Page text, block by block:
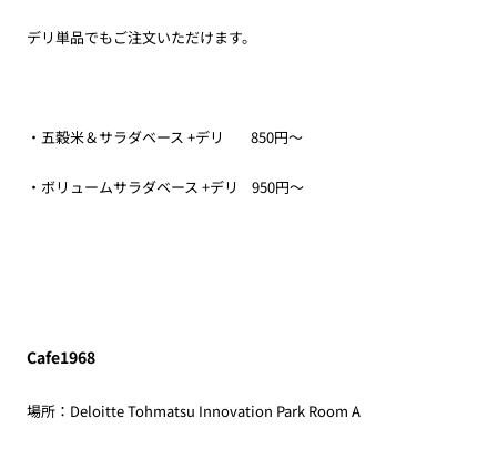
デリ単品でもご注文いただけます。
・五穀米＆サラダベース +デリ 850円～
・ボリュームサラダベース +デリ 950円～
Cafe1968
場所：Deloitte Tohmatsu Innovation Park Room A